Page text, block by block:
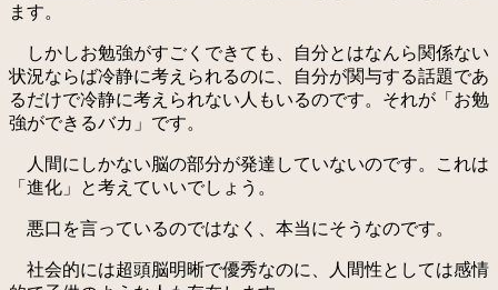
ます。
しかしお勉強がすごくできても、自分とはなんら関係ない
状況ならば冷静に考えられるのに、自分が関与する話題であ
るだけで冷静に考えられない人もいるのです。それが「お勉
強ができるバカ」です。
人間にしかない脳の部分が発達していないのです。これは
「進化」と考えていいでしょう。
悪口を言っているのではなく、本当にそうなのです。
社会的には超頭脳明晰で優秀なのに、人間性としては感情